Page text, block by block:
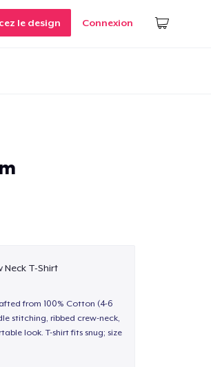
le design Connexion
Neck T-Shirt
from 100% Cotton (4-6
stitching, ribbed crew-neck,
look. T-shirt fits snug; size